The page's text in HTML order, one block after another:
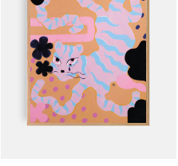
tehdä
valinnat
tuotteen
sivulla.